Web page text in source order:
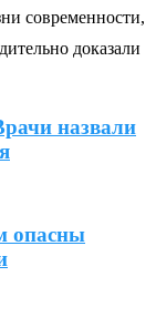
современности,
доказали
назвали
опасны